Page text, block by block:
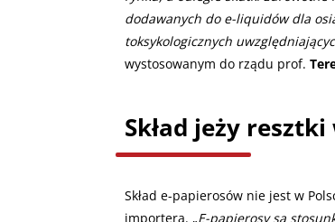
dodawanych do e-liquidów dla
toksykologicznych
wystosowanym do rządu prof.
Skład jeży resztki
Skład e-papierosów nie jest w
importera. „E-papierosy są